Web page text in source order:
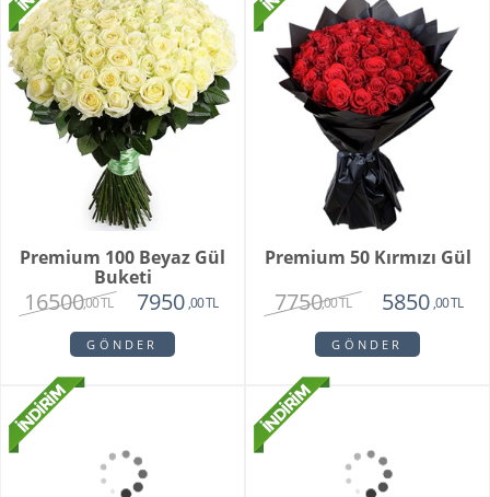
GÖNDER GÖNDER
Premium 100 Beyaz Gül
16500
GÖNDER
Premium 50 Kırmızı Gül
7750
GÖNDER